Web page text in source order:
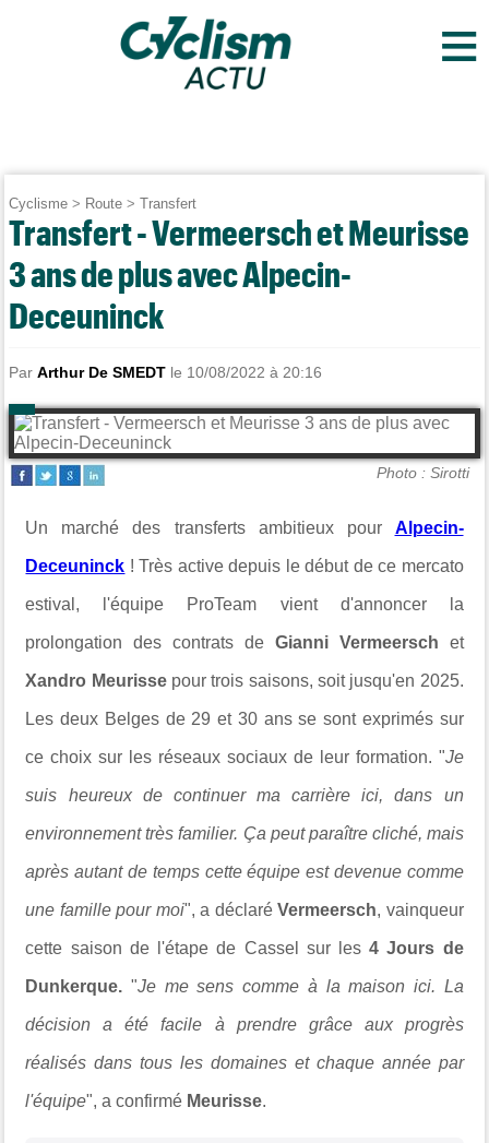
≡
Cyclisme > Route >Transfert
Transfert - Vermeersch et Meurisse
3 ans de plus avec Alpecin-
Deceuninck
ParArthur De SMEDT le 10/08/2022 à 20:16
Photo : Sirotti
Un marché des transferts ambitieux pour Alpecin-
Deceuninck ! Très active depuis le début de ce mercato
estival, l'équipe ProTeam vient d'annoncer la
prolongation des contrats de Gianni Vermeersch et
Xandro Meurissepour trois saisons, soit jusqu'en 2025.
Les deux Belges de 29 et 30 ans se sont exprimés sur
ce choix sur les réseaux sociaux de leur formation. "Je
suis heureux de continuer ma carrière ici, dans un
environnement très familier. Ça peut paraître cliché, mais
après autant de temps cette équipe est devenue comme
une famille pour moi", a déclaréVermeersch, vainqueur
cette saison de l'étape de Cassel sur les4 Jours de
Dunkerque. "Je me sens comme à la maison ici. La
décision a été facile à prendre grâce aux progrès
réalisés dans tous les domaines et chaque année par
l'équipe", a confirmé Meurisse.